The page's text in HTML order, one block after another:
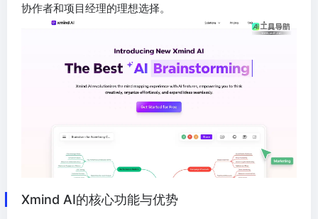
协作者和项目经理的理想选择。
Xmind AI的核心功能与优势